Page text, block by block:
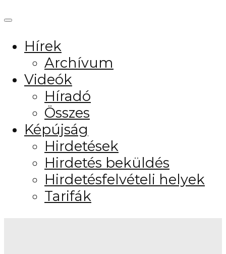
Hírek
Archívum
Videók
Híradó
Összes
Képújság
Hirdetések
Hirdetés beküldés
Hirdetésfelvételi helyek
Tarifák